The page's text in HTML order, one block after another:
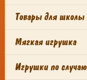
Товары для школы
Мягкая игрушка
Игрушки по случаю